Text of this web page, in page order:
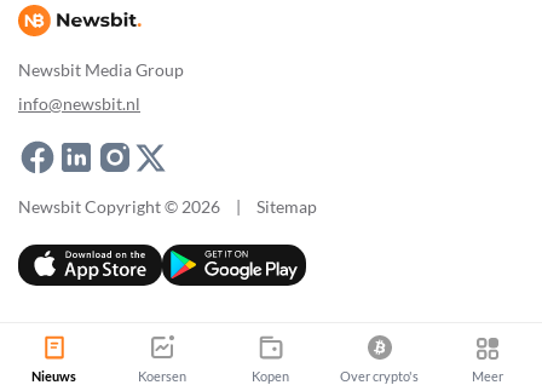
Newsbit Media Group
info@newsbit.nl
Newsbit Copyright © 2026 | Sitemap
Nieuws Koersen Kopen Over crypto's Meer